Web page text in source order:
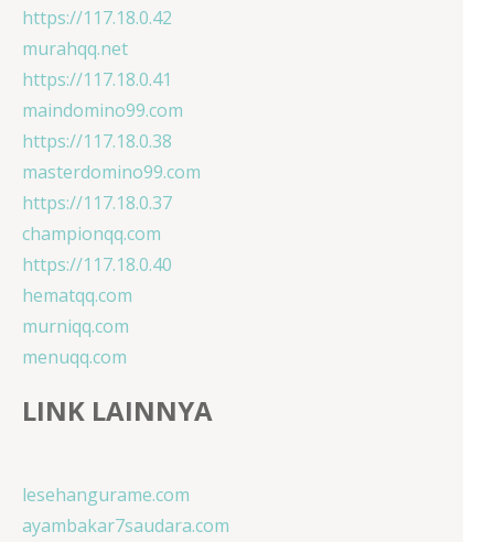
https://117.18.0.42
murahqq.net
https://117.18.0.41
maindomino99.com
https://117.18.0.38
masterdomino99.com
https://117.18.0.37
championqq.com
https://117.18.0.40
hematqq.com
murniqq.com
menuqq.com
LINK LAINNYA
lesehangurame.com
ayambakar7saudara.com